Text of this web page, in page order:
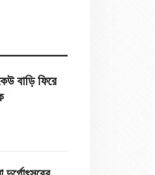
বাড়ি ফিরে